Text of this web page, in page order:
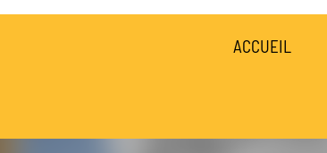
ACCUEIL